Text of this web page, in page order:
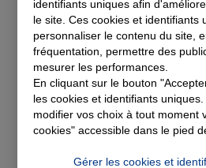
solutions
identifiants uniques afin
le site. Ces cookies et identifiants
personnaliser le contenu du site,
fréquentation, permettre des
mesurer les performances.
En cliquant sur le bouton
les cookies et identifiants
modifier vos choix à tout moment
cookies" accessible dans le pied
Gérer les cookies et